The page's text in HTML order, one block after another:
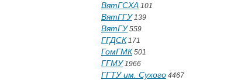
ВятГСХА 101
ВятГГУ139
ВятГУ559
ГГДСК 171
ГомГМК 501
ГГМУ1966
ГГТУ им. Сухого 4467